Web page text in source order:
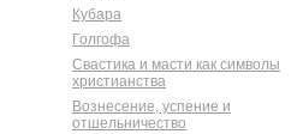
Кубара
Голгофа
Свастика и масти как символы
христианства
Вознесение, успение и
отшельничество